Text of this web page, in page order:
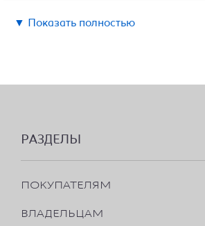
▼ Показать полностью
РАЗДЕЛЫ
ПОКУПАТЕЛЯМ
ВЛАДЕЛЬЦАМ